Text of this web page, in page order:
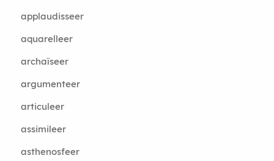
applaudisseer
aquarelleer
archaïseer
argumenteer
articuleer
assimileer
asthenosfeer